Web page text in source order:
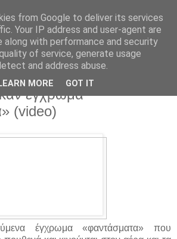
έγχρωμα
(video)
έγχρωμα «φαντάσματα» που
from Google to deliver its services
Your IP address and user-agent are
along with performance and security
of service, generate usage
and address abuse.
LEARN MORE GOT IT